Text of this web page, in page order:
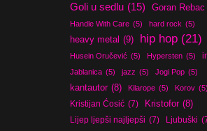
Goli u sedlu (15) Goran Rebac
Handle With Care (5) hard rock (5)
heavy metal (9) hip hop (21)
Husein Oručević (5) Hypersten (5)
Jablanica (5) jazz (5) Jogi Pop (5)
kantautor (8) Kilarope (5) Korov (5)
Kristijan Ćosić (7) Kristofor (8)
Lijep ljepši najljepši (7) Ljubuški